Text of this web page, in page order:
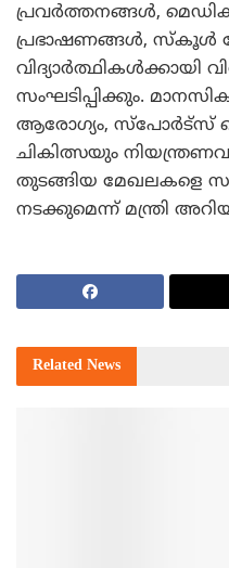
പ്രവര്‍ത്തനങ്ങള്‍,
പ്രഭാഷണങ്ങള്‍, സ്‌കൂള്‍
വിദ്യാര്‍ത്ഥികള്‍ക്കായി
സംഘടിപ്പിക്കും.
ആരോഗ്യം, സ്പോര്‍ട്സ്
ചികിത്സയും
തുടങ്ങിയ മേഖലകളെ
നടക്കുമെന്ന് മന്ത്രി
Related News